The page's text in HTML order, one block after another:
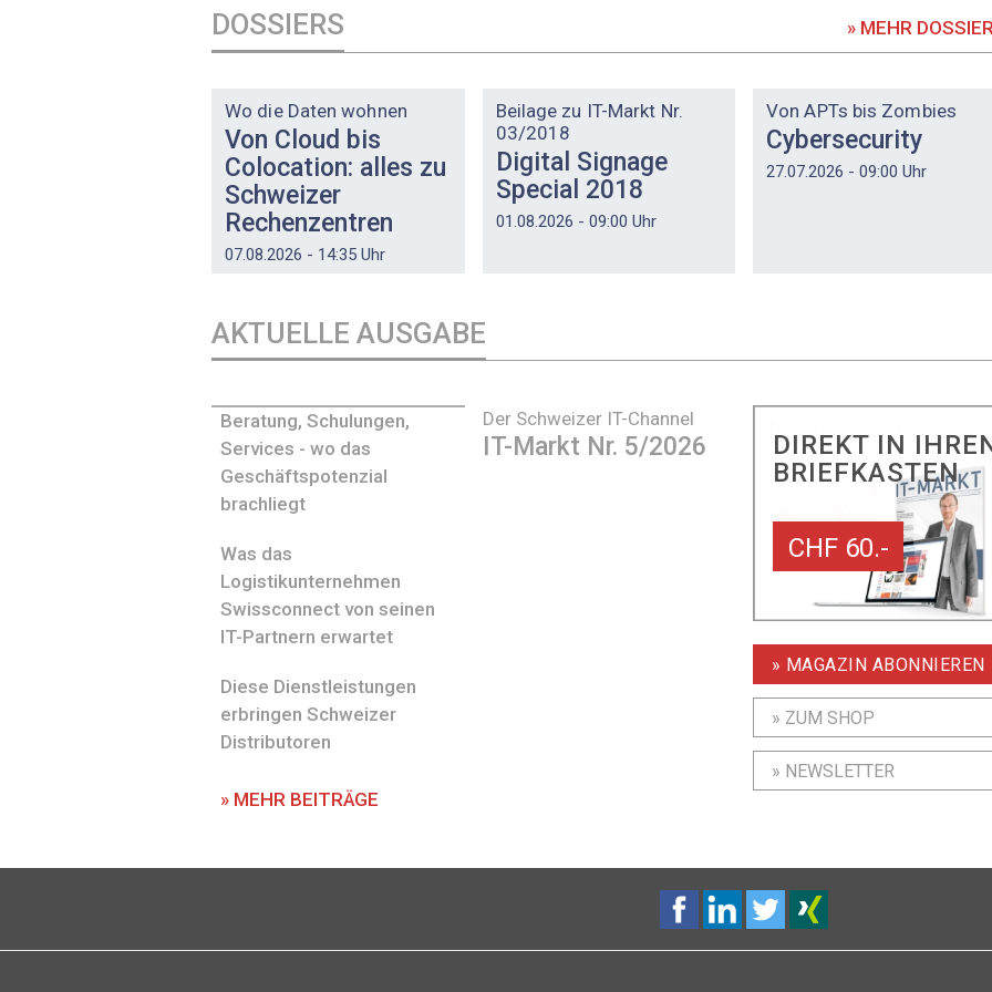
DOSSIERS » MEHR
Wo die Daten wohnen
Von Cloud bis
Colocation: alles zu
Schweizer
Rechenzentren
07.08.2026 - 14:35 Uhr
Beilage zu IT-Markt Nr.
03/2018
Digital Signage
Special 2018
01.08.2026 - 09:00 Uhr
Von APTs bis Zombies
Cybersecurity
27.07.2026 - 09:00 Uhr
AKTUELLE AUSGABE
Der Schweizer IT-Channel
IT-Markt Nr. 5/2026
Beratung, Schulungen,
Services - wo das
Geschäftspotenzial
brachliegt
Was das
Logistikunternehmen
Swissconnect von seinen
IT-Partnern erwartet
Diese Dienstleistungen
erbringen Schweizer
Distributoren
» MEHR BEITRÄGE
DIREKT IN
BRIEFKASTEN
CHF 60.-
» MAGAZIN ABONNIEREN
» ZUM SHOP
» NEWSLETTER